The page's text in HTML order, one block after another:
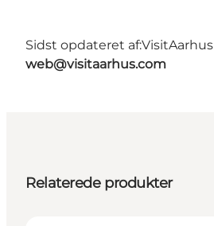
Sidst opdateret af:VisitAarhus
web@visitaarhus.com
Relaterede produkter